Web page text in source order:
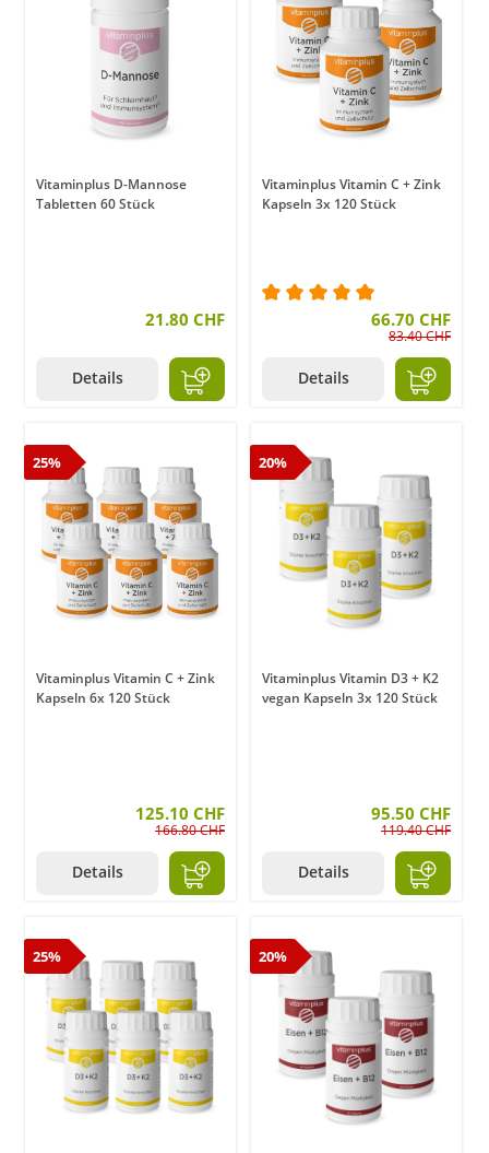
Vitaminplus D-Mannose
Tabletten 60 Stück
21.80 CHF
Details
Vitaminplus Vitamin C + Zink
Kapseln 3x 120 Stück
Durchschnittliche
66.70 CHF
83.40 CHF
Details
25%
Vitaminplus Vitamin C + Zink
Kapseln 6x 120 Stück
125.10 CHF
166.80 CHF
Details
20%
Vitaminplus Vitamin D3 + K2
vegan Kapseln 3x 120 Stück
95.50 CHF
119.40 CHF
Details
25% 20%